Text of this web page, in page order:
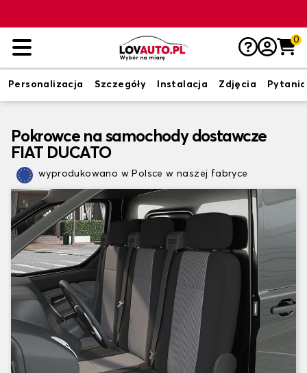
0
Personalizacja Szczegóły Instalacja Zdjęcia Pytania
Pokrowce na samochody dostawcze
FIAT DUCATO
wyprodukowano w Polsce w naszej fabryce